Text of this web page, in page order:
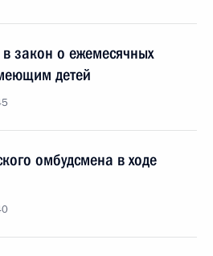
закон о ежемесячных
детей
омбудсмена в ходе